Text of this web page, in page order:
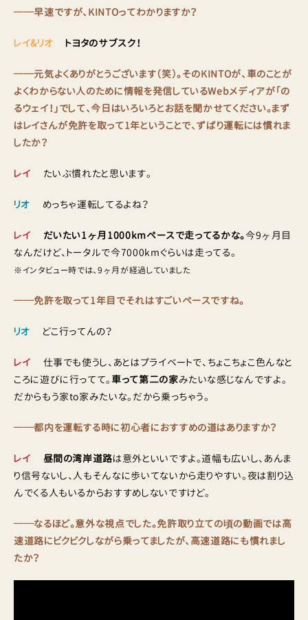
──早速ですが、KINTOってわかりますか？
レイ&リオ トヨタのサブスク！
──元気よくありがとうございます（笑）。そのKINTOが、車のことが
よくわからない人のために情報を発信しているWebメディアが「の
るウェイ！」でして、今日はいろいろとお話を聞かせてください。まず
はレイさんが免許を取って1年ということで、ずばり運転には慣れま
したか？
レイ たいぶ慣れたと思います。
リオ めっちゃ運転してるよね？
レイ だいたい1ヶ月1000kmペースで走ってるかな。今9ヶ月目
なんだけど、トータルで今7000kmぐらいは走ってる。
※インタビュー時では、9ヶ月が経過していました
──免許を取って1年目でそれはすごいペースですね。
リオ どこ行ってんの？
レイ 仕事でも使うし、あとはプライベートで、ちょこちょこ色んなと
ころに遊びに行ってて。 車って第二の家みたいな感じなんですよ。
だからもう家to家みたいな。だから乗っちゃう。
──都内を運転する時に初心者におすすめの道はありますか？
レイ 昼間の湾岸道路は意外といいですよ。道幅も広いし、あんま
り信号ないし、人もそんなに歩いてないから走りやすい。夜は割り込
んでくる人もいるからおすすめしないですけど。
──なるほど。意外な視点でした。免許取り立ての頃の動画では高
速道路にビクビクしながら乗ってましたが、高速道路にも慣れまし
たか？